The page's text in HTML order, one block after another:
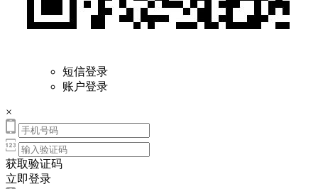
短信登录
账户登录
×
获取验证码
立即登录